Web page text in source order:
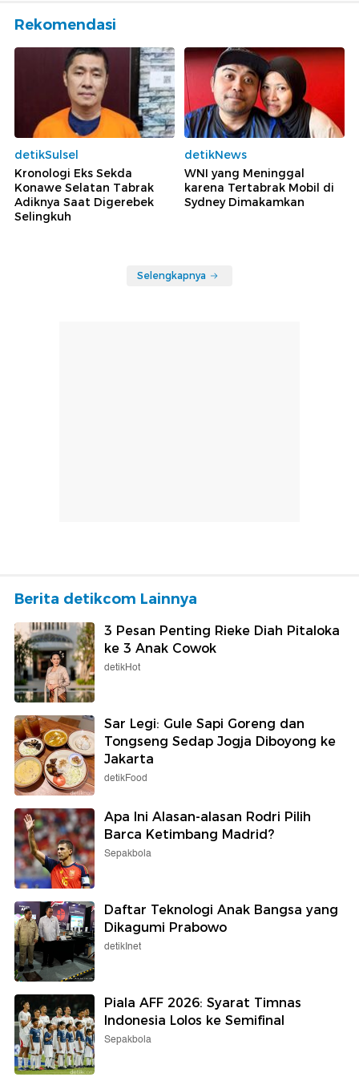
Rekomendasi
detikSulsel
Kronologi Eks Sekda
Konawe Selatan Tabrak
Adiknya Saat Digerebek
Selingkuh
detikNews
WNI yang Meninggal
karena Tertabrak Mobil di
Sydney Dimakamkan
Selengkapnya
Berita detikcom Lainnya
3 Pesan Penting Rieke Diah Pitaloka
ke 3 Anak Cowok
detikHot
Sar Legi: Gule Sapi Goreng dan
Tongseng Sedap Jogja Diboyong ke
Jakarta
detikFood
Apa Ini Alasan-alasan Rodri Pilih
Barca Ketimbang Madrid?
Sepakbola
Daftar Teknologi Anak Bangsa yang
Dikagumi Prabowo
detikInet
Piala AFF 2026: Syarat Timnas
Indonesia Lolos ke Semifinal
Sepakbola